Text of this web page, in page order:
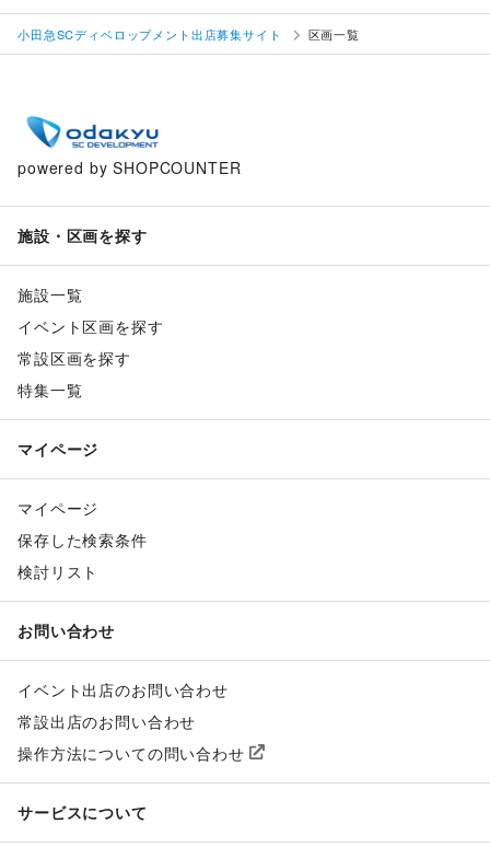
小田急SCディベロップメント出店募集サイト 区画一覧
powered by SHOPCOUNTER
施設・区画を探す
施設一覧
イベント区画を探す
常設区画を探す
特集一覧
マイページ
マイページ
保存した検索条件
検討リスト
お問い合わせ
イベント出店のお問い合わせ
常設出店のお問い合わせ
操作方法についての問い合わせ
サービスについて